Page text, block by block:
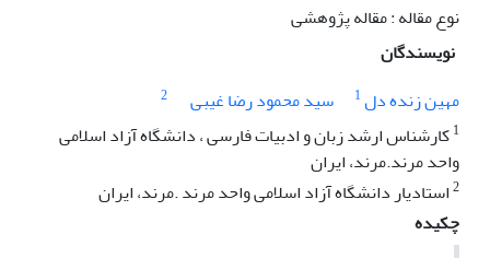
نوع مقاله : مقاله پژوهشی
نویسندگان
مهین زنده دل1 سید محمود رضا غیبی
2
1کارشناس ارشد زبان و ادبیات فارسی ، دانشگاه آزاد اسلامی
واحد مرند.مرند، ایران
2استادیار دانشگاه آزاد اسلامی واحد مرند .مرند، ایران
چکیده